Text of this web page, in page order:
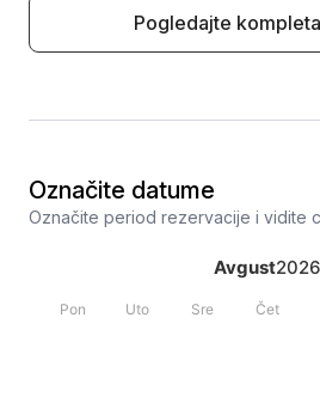
Pogledajte
Označite datume
Označite period rezervacije i vidite